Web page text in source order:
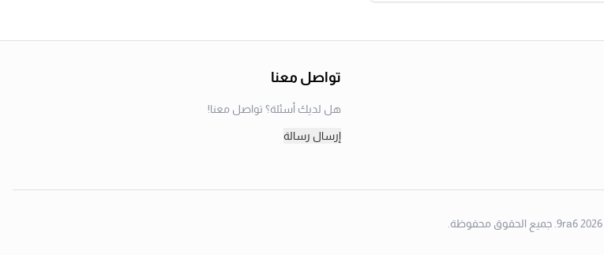
تواصل معنا
هل لديك أسئلة؟ تواصل معنا!
إرسال رسالة
2026